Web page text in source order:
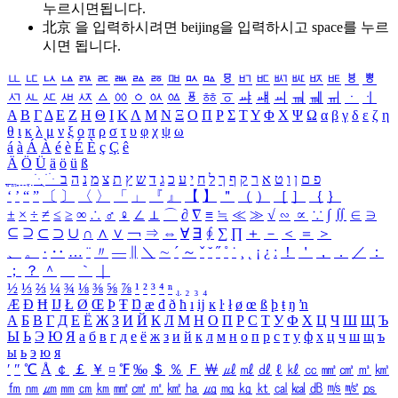
누르시면됩니다.
北京 을 입력하시려면 beijing을 입력하시고 space를 누르
시면 됩니다.
ㅥ ㅦ ㅧ ㅨ ㅩ ㅪ ㅫ ㅬ ㅭ ㅮ ㅯ ㅰ ㅱ ㅲ ㅳ ㅴ ㅵ ㅶ ㅷ ㅸ
ㅹ
ㅺ ㅻ ㅼ ㅽ ㅾ ㅿ ㆀ ㆁ ㆂ ㆃ ㆄ ㆅ ㆆ ㆇ ㆈ ㆉ ㆊ ㆋ ㆌ ㆍ
ㆎ
Α Β ΓΔ Ε Ζ Η Θ Ι ΚΛ Μ Ν Ξ Ο Π Ρ Σ ΤΥ Φ Χ Ψ Ω α β γ δ ε ζ η
θ ι κ λ μ ν ξ ο π ρ σ τ υ φ χ ψ ω
á à Á À é è É È ç Ç ê
Ä Ö Ü ä ö ü ß
ִֶֹ ֻּ ׁׂ פ ם ן ו ט א ר ק ף ך ל ח י ע כ ג ד ש ץ ת צ מ נ ה ב
‘ ’ “ ” 〔 〕 〈 〉 「 」 『 』 【 】 ＂ （ ） ［ ］ ｛ ｝
± × ÷ ≠ ≤ ≥ ∞ ∴ ♂ ♀ ∠ ⊥ ⌒ ∂ ∇ ≡ ≒ ≪ ≫ √ ∽ ∝ ∵ ∫ ∬ ∈ ∋
⊆ ⊇ ⊂ ⊃ ∪ ∩ ∧ ∨ ￢ ⇒ ⇔ ∀ ∃ ∮ ∑ ∏ ＋ － ＜ ＝
＞
、
。 · ‥ … ¨ 〃 ― ＼ ∼ ´ ～ ˇ ˘ ˝ ˚ ˙ ¸ ¡ ¿ ː ！ ＇ ， ． ／
：
；
？ ＾ ｀
½ ⅓ ⅔ ¼ ¾ ⅛ ⅜ ⅝ ⅞ ¹ ² ³ ⁴ ⁿ ₁ ₂ ₃ ₄
Æ Ð Ħ Ĳ Ł Ø Œ Þ Ŧ Ŋ æ đ ð ħ ı ĳ ĸ ŀ ł ø œ ß þ ŧ ŋ ŉ
А Б В Г Д Е Ё Ж З И Й К Л М Н О П Р С Т У Ф Х Ц Ч Ш Щ Ъ
Ы Ь Э Ю Я а б в г д е ё ж з и й к л м н о п р с т у ф х ц ч ш щ ъ
ы ь э ю я
′ ″ ℃ Å ￠ ￡ ￥ ¤ ℉ ‰ ＄ ％ Ｆ ￦ ㎕ ㎖ ㎗ ℓ ㎘ ㏄ ㎣ ㎤ ㎥ ㎦
㎙ ㎚ ㎛ ㎜ ㎝ ㎞ ㎟ ㎠ ㎡ ㎢ ㏊ ㎍ ㎎ ㎏ ㏏ ㎈ ㎉ ㏈ ㎧ ㎨ ㎰